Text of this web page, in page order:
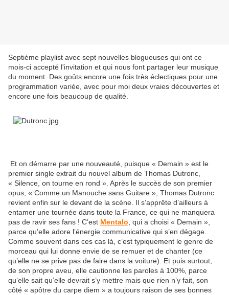
Septième playlist avec sept nouvelles blogueuses qui ont ce
mois-ci accepté l'invitation et qui nous font partager leur musique
du moment. Des goûts encore une fois très éclectiques pour une
programmation variée, avec pour moi deux vraies découvertes et
encore une fois beaucoup de qualité.
Et on démarre par une nouveauté, puisque « Demain » est le
premier single extrait du nouvel album de Thomas Dutronc,
« Silence, on tourne en rond ». Après le succès de son premier
opus, « Comme un Manouche sans Guitare », Thomas Dutronc
revient enfin sur le devant de la scène. Il s’apprête d’ailleurs à
entamer une tournée dans toute la France, ce qui ne manquera
pas de ravir ses fans ! C’est Mentalo , qui a choisi « Demain »,
parce qu’elle adore l’énergie communicative qui s’en dégage.
Comme souvent dans ces cas là, c’est typiquement le genre de
morceau qui lui donne envie de se remuer et de chanter (ce
qu’elle ne se prive pas de faire dans la voiture). Et puis surtout,
de son propre aveu, elle cautionne les paroles à 100%, parce
qu’elle sait qu’elle devrait s’y mettre mais que rien n’y fait, son
côté « apôtre du carpe diem » a toujours raison de ses bonnes